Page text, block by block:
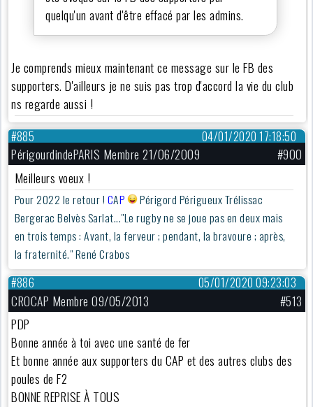
quelqu'un avant d'être effacé par les admins.
Je comprends mieux maintenant ce message sur le FB des
supporters. D'ailleurs je ne suis pas trop d'accord la vie du club
ns regarde aussi !
04/01/2020 17:18:50
#885
PérigourdindePARIS Membre 21/06/2009
#900
Meilleurs voeux !
Pour 2022 le retour ! CAP
Périgord Périgueux Trélissac
Bergerac Belvès Sarlat..."Le rugby ne se joue pas en deux mais
en trois temps : Avant, la ferveur ; pendant, la bravoure ; après,
la fraternité." René Crabos
05/01/2020 09:23:03
#886
CROCAP Membre 09/05/2013
#513
PDP
Bonne année à toi avec une santé de fer
Et bonne année aux supporters du CAP et des autres clubs des
poules de F2
BONNE REPRISE À TOUS